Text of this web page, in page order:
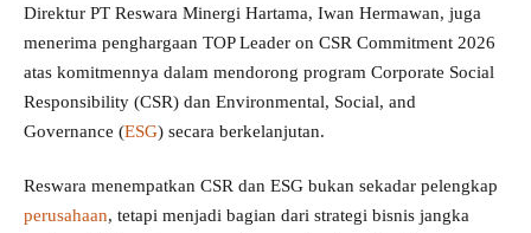
Direktur PT Reswara Minergi Hartama, Iwan Hermawan, juga
menerima penghargaan TOP Leader on CSR Commitment 2026
atas komitmennya dalam mendorong program Corporate Social
Responsibility (CSR) dan Environmental, Social, and
Governance (ESG) secara berkelanjutan.
Reswara menempatkan CSR dan ESG bukan sekadar pelengkap
perusahaan, tetapi menjadi bagian dari strategi bisnis jangka